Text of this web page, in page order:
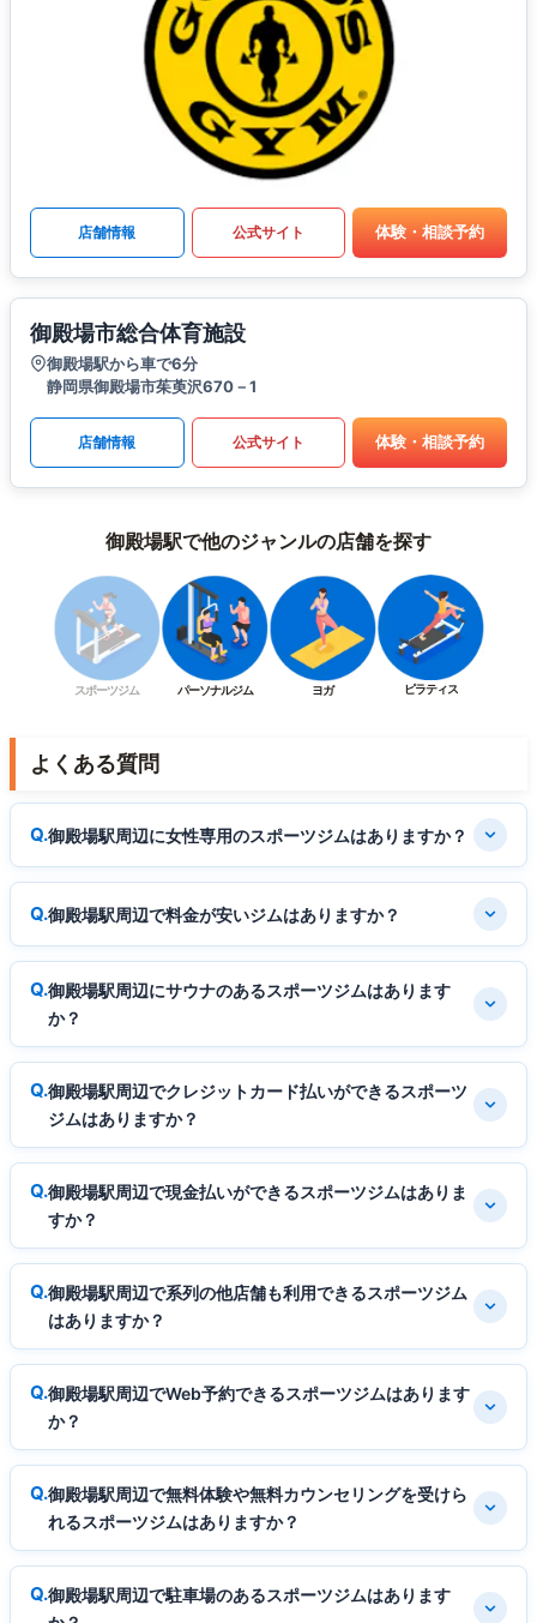
店舗情報 公式サイト 体験・相談予約
御殿場市総合体育施設
御殿場駅から車で6分
静岡県御殿場市茱萸沢670－1
店舗情報 公式サイト 体験・相談予約
御殿場駅で他のジャンルの店舗を探す
スポーツジム パーソナルジム ヨガ ピラティス
よくある質問
御殿場駅周辺に女性専用のスポーツジムはありますか？
御殿場駅周辺で料金が安いジムはありますか？
御殿場駅周辺にサウナのあるスポーツジムはあります
か？
御殿場駅周辺でクレジットカード払いができるスポーツ
ジムはありますか？
御殿場駅周辺で現金払いができるスポーツジムはありま
すか？
御殿場駅周辺で系列の他店舗も利用できるスポーツジム
はありますか？
御殿場駅周辺でWeb予約できるスポーツジムはあります
か？
御殿場駅周辺で無料体験や無料カウンセリングを受けら
れるスポーツジムはありますか？
御殿場駅周辺で駐車場のあるスポーツジムはあります